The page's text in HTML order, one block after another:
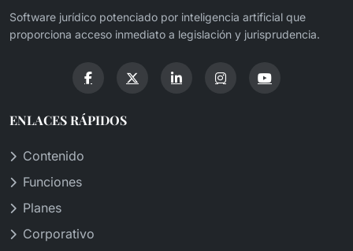
Software jurídico potenciado por inteligencia artificial que
proporciona acceso inmediato a legislación y jurisprudencia.
ENLACES RÁPIDOS
Contenido
Funciones
Planes
Corporativo